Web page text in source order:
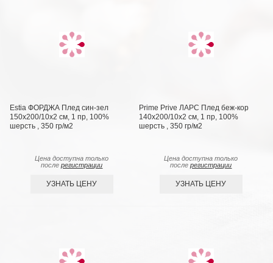
Estia ФОРДЖА Плед син-зел
150х200/10х2 см, 1 пр, 100%
шерсть , 350 гр/м2
Цена доступна только
послерегистрации
УЗНАТЬ ЦЕНУ
Prime Prive ЛАРС Плед беж-кор
140х200/10х2 см, 1 пр, 100%
шерсть , 350 гр/м2
Цена доступна только
послерегистрации
УЗНАТЬ ЦЕНУ